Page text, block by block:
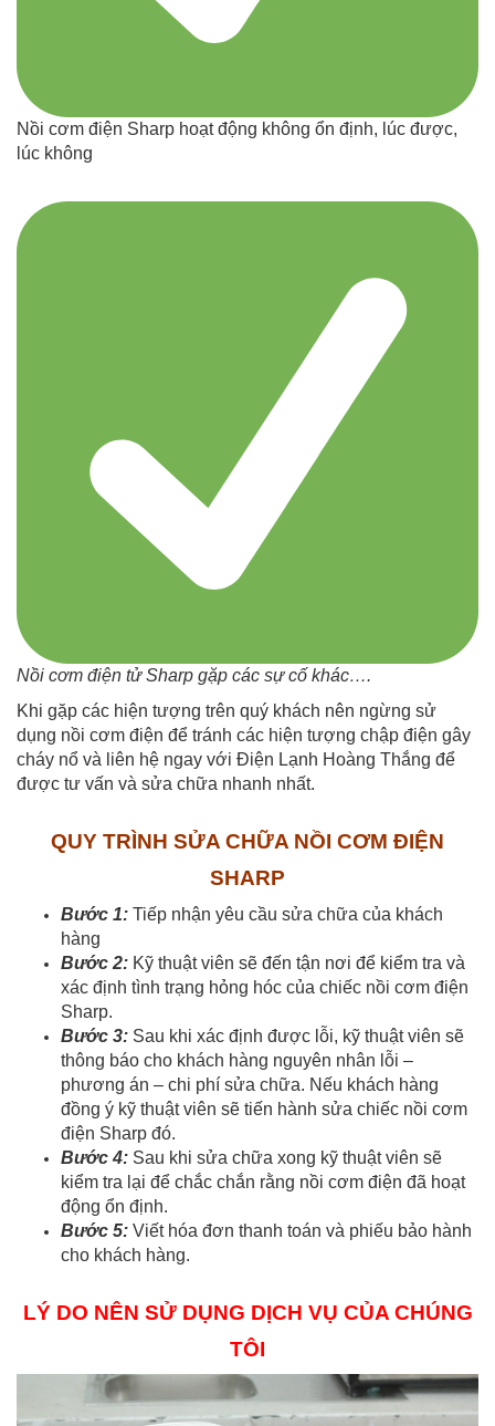
Nồi cơm điện Sharp hoạt động không ổn định, lúc được,
lúc không
Nồi cơm điện tử Sharp gặp các sự cố khác….
Khi gặp các hiện tượng trên quý khách nên ngừng sử
dụng nồi cơm điện để tránh các hiện tượng chập điện gây
cháy nổ và liên hệ ngay với Điện Lạnh Hoàng Thắng để
được tư vấn và sửa chữa nhanh nhất.
QUY TRÌNH SỬA CHỮA NỒI CƠM ĐIỆN
SHARP
Bước 1: Tiếp nhận yêu cầu sửa chữa của khách
hàng
Bước 2: Kỹ thuật viên sẽ đến tận nơi để kiểm tra và
xác định tình trạng hỏng hóc của chiếc nồi cơm điện
Sharp.
Bước 3: Sau khi xác định được lỗi, kỹ thuật viên sẽ
thông báo cho khách hàng nguyên nhân lỗi –
phương án – chi phí sửa chữa. Nếu khách hàng
đồng ý kỹ thuật viên sẽ tiến hành sửa chiếc nồi cơm
điện Sharp đó.
Bước 4: Sau khi sửa chữa xong kỹ thuật viên sẽ
kiểm tra lại để chắc chắn rằng nồi cơm điện đã hoạt
động ổn định.
Bước 5: Viết hóa đơn thanh toán và phiếu bảo hành
cho khách hàng.
LÝ DO NÊN SỬ DỤNG DỊCH VỤ CỦA CHÚNG
TÔI